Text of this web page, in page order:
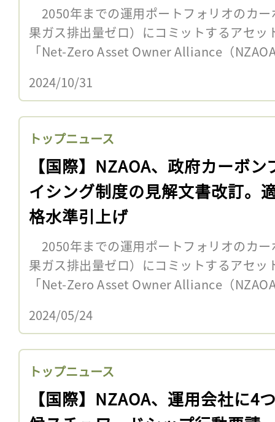
2050年までの運用ポートフォリオのカ
果ガス排出量ゼロ）にコミットするアセッ
「Net-Zero Asset Owner Alliance（
2024/10/31
トップニュース
【国際】NZAOA、政府カーボン
イシング制度の見解文書改訂。
格水準引上げ
2050年までの運用ポートフォリオのカ
果ガス排出量ゼロ）にコミットするアセッ
「Net-Zero Asset Owner Alliance（
2024/05/24
トップニュース
【国際】NZAOA、運用会社に4